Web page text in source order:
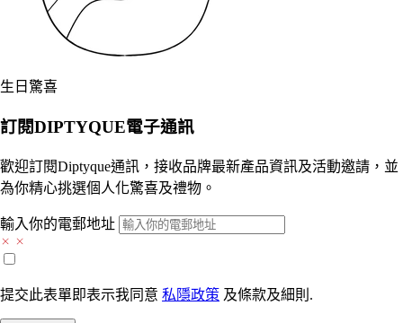
生日驚喜
訂閱DIPTYQUE電子通訊
歡迎訂閱Diptyque通訊，接收品牌最新產品資訊及活動邀請，並
為你精心挑選個人化驚喜及禮物。
輸入你的電郵地址
提交此表單即表示我同意 私隱政策 及條款及細則.